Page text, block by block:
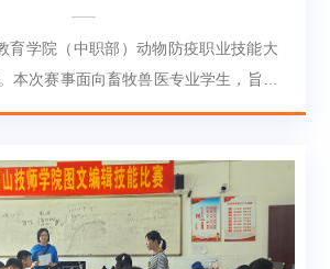
育学院（中职部）动物防疫职业技能大
本次赛事面向畜牧兽医专业学生，旨在
位核心技能训练，检验实践教学成效。
疫一线岗位要求，设置与行业实际工作
目，全面考察选手的专业知识掌握度、
团队协作默契及突发情况应急处置能
井然，各参赛选手沉着冷静、操作严